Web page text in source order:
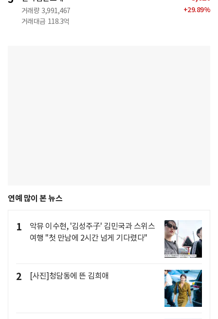
거래량 3,991,467
거래대금 118.3억
+29.89%
연예 많이 본 뉴스
1
악뮤 이수현, '김성주子' 김민국과 스위스
여행 "첫 만남에 2시간 넘게 기다렸다"
2 [사진]청담동에 뜬 김희애